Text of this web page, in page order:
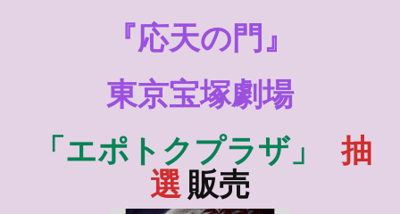
『応天の門』
東京宝塚劇場
「エポトクプラザ」
抽
選 販売